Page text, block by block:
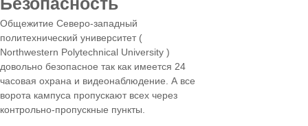
Общежитие Северо-западный
политехнический университет (
Northwestern Polytechnical University )
довольно безопасное так как имеется 24
часовая охрана и видеонаблюдение. А все
ворота кампуса пропускают всех через
контрольно-пропускные пункты.